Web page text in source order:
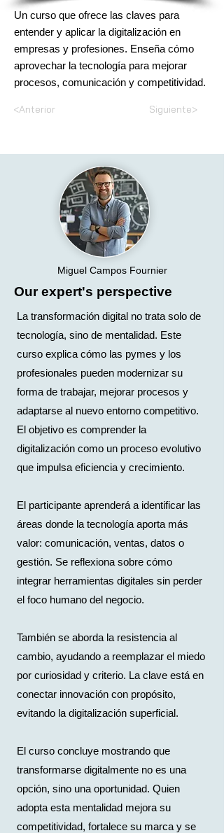
Un curso que ofrece las claves para
entender y aplicar la digitalización en
empresas y profesiones. Enseña cómo
aprovechar la tecnología para mejorar
procesos, comunicación y competitividad.
<Anterior Siguiente>
Miguel Campos Fournier
Our expert's perspective
La transformación digital no trata solo de
tecnología, sino de mentalidad. Este
curso explica cómo las pymes y los
profesionales pueden modernizar su
forma de trabajar, mejorar procesos y
adaptarse al nuevo entorno competitivo.
El objetivo es comprender la
digitalización como un proceso evolutivo
que impulsa eficiencia y crecimiento.
El participante aprenderá a identificar las
áreas donde la tecnología aporta más
valor: comunicación, ventas, datos o
gestión. Se reflexiona sobre cómo
integrar herramientas digitales sin perder
el foco humano del negocio.
También se aborda la resistencia al
cambio, ayudando a reemplazar el miedo
por curiosidad y criterio. La clave está en
conectar innovación con propósito,
evitando la digitalización superficial.
El curso concluye mostrando que
transformarse digitalmente no es una
opción, sino una oportunidad. Quien
adopta esta mentalidad mejora su
competitividad, fortalece su marca y se